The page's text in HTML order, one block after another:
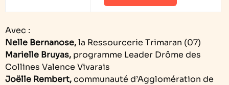
Avec :
Nelle Bernanose,la Ressourcerie Trimaran (07)
Marielle Bruyas, programme Leader Drôme des
Collines Valence Vivarais
Joëlle Rembert,communauté d’Agglomération de